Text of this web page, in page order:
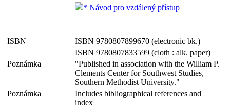
* Návod pro vzdálený přístup
ISBN
ISBN 9780807899670 (electronic bk.)
ISBN 9780807833599 (cloth : alk. paper)
Poznámka
"Published in association with the William P.
Clements Center for Southwest Studies,
Southern Methodist University."
Poznámka
Includes bibliographical references and
index